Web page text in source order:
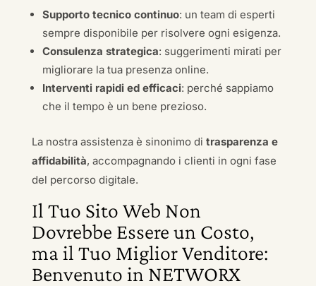
Supporto tecnico continuo: un team di esperti
sempre disponibile per risolvere ogni esigenza.
Consulenza strategica: suggerimenti mirati per
migliorare la tua presenza online.
Interventi rapidi ed efficaci: perché sappiamo
che il tempo è un bene prezioso.
La nostra assistenza è sinonimo di trasparenza e
affidabilità, accompagnando i clienti in ogni fase
del percorso digitale.
Il Tuo Sito Web Non
Dovrebbe Essere un Costo,
ma il Tuo Miglior Venditore:
Benvenuto in NETWORX